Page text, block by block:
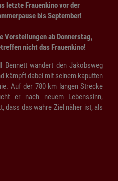
letzte Frauenkino vor der
bis September!
Vorstellungen ab Donnerstag,
nicht das Frauenkino!
Bennett wandert den Jakobsweg
kämpft dabei mit seinem kaputten
Auf der 780 km langen Strecke
er nach neuem Lebenssinn,
dass das wahre Ziel näher ist, als